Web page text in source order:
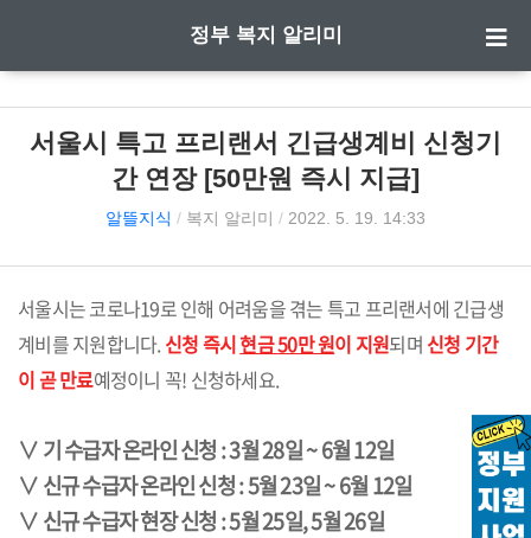
정부 복지 알리미
서울시 특고 프리랜서 긴급생계비 신청기
간 연장 [50만원 즉시 지급]
알뜰지식 / 복지 알리미 / 2022. 5. 19. 14:33
서울시는 코로나19로 인해 어려움을 겪는 특고 프리랜서에 긴급생
계비를 지원합니다.신청 즉시현금 50만 원이 지원되며 신청 기간
이 곧 만료예정이니 꼭! 신청하세요.
∨ 기 수급자 온라인 신청 : 3월 28일 ~ 6월 12일
∨ 신규 수급자 온라인 신청 : 5월 23일 ~ 6월 12일
∨ 신규 수급자 현장 신청 : 5월 25일, 5월 26일